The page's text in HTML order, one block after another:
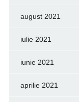
august 2021
iulie 2021
iunie 2021
aprilie 2021